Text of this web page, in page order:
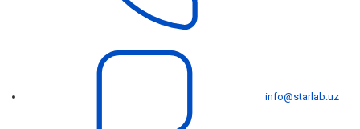
info@starlab.uz